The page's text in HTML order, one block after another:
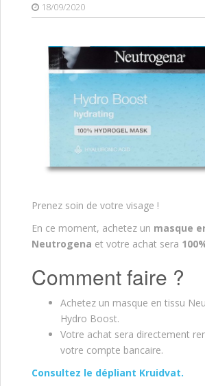
18/09/2020
Prenez soin de votre visage !
En ce moment, achetez un masque
Neutrogena et votre achat sera
Comment faire ?
Achetez un masque en tissu
Hydro Boost.
Votre achat sera directement
votre compte bancaire.
Consultez le dépliant Kruidvat.